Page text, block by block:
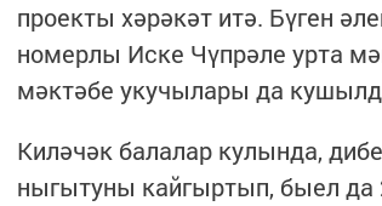
проекты хәрәкәт итә. Бүген
номерлы Иске Чүпрәле урта
мәктәбе укучылары да
Киләчәк балалар кулында,
ныгытуны кайгыртып, быел да